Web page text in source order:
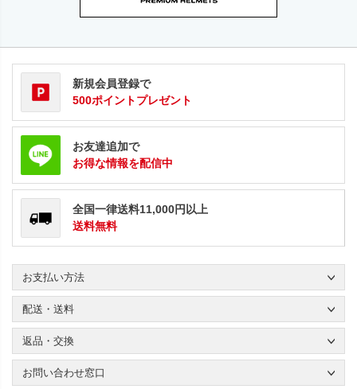
新規会員登録で
500ポイントプレゼント
お友達追加で
お得な情報を配信中
全国一律送料11,000円以上
送料無料
お支払い方法
配送・送料
返品・交換
お問い合わせ窓口